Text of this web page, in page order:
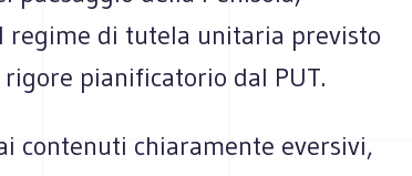
di tutela unitaria previsto
pianificatorio dal PUT.
contenuti chiaramente eversivi,